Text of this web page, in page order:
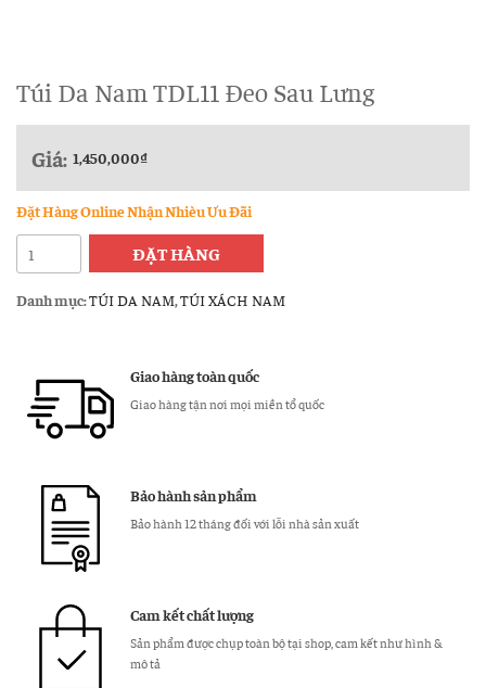
Túi Da Nam TDL11 Đeo Sau Lưng
Giá: 1,450,000₫
Đặt Hàng Online Nhận Nhièu Ưu Đãi
Túi
Da
Nam
Lưng
số
ĐẶT HÀNG
Danh mục:TÚI DA NAM,TÚI XÁCH NAM
Giao hàng toàn quốc
Giao hàng tận nơi mọi miền tổ quốc
Bảo hành sản phẩm
Bảo hành 12 tháng đối với lỗi nhà sản xuất
Cam kết chất lượng
Sản phẩm được chụp toàn bộ tại shop, cam kết như hình &
mô tả